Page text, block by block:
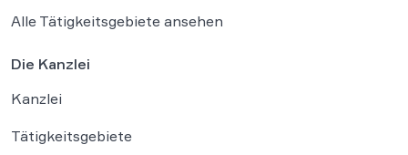
Alle Tätigkeitsgebiete ansehen
Die Kanzlei
Kanzlei
Tätigkeitsgebiete